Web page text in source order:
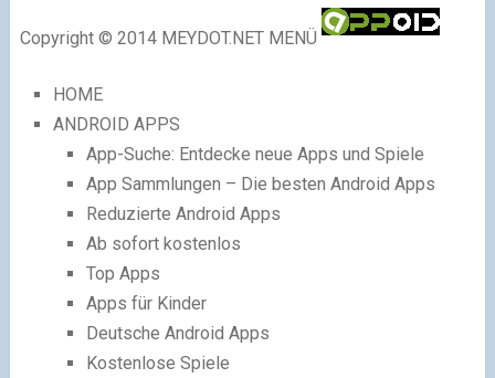
Copyright © 2014 MEYDOT.NET MENÜ
HOME
ANDROID APPS
App-Suche: Entdecke neue Apps und Spiele
App Sammlungen – Die besten Android Apps
Reduzierte Android Apps
Ab sofort kostenlos
Top Apps
Apps für Kinder
Deutsche Android Apps
Kostenlose Spiele